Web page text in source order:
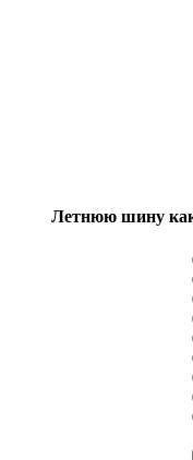
Летнюю шину